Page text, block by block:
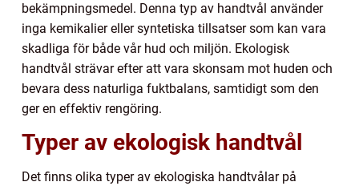
bekämpningsmedel. Denna typ av handtvål använder
inga kemikalier eller syntetiska tillsatser som kan vara
skadliga för både vår hud och miljön. Ekologisk
handtvål strävar efter att vara skonsam mot huden och
bevara dess naturliga fuktbalans, samtidigt som den
ger en effektiv rengöring.
Typer av ekologisk handtvål
Det finns olika typer av ekologiska handtvålar på